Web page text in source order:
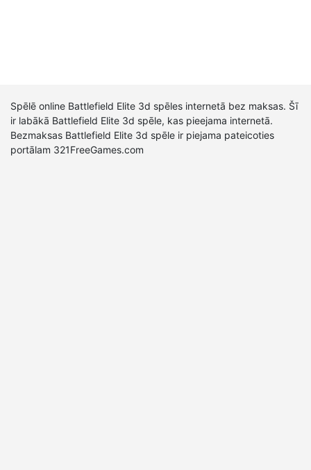
Spēlē online Battlefield Elite 3d spēles internetā bez maksas. Šī
ir labākā Battlefield Elite 3d spēle, kas pieejama internetā.
Bezmaksas Battlefield Elite 3d spēle ir piejama pateicoties
portālam 321FreeGames.com